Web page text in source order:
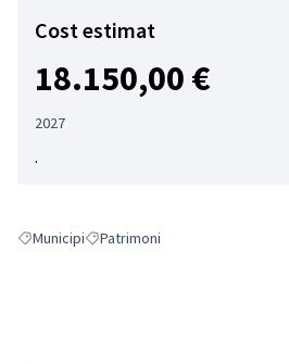
Cost estimat
18.150,00 €
2027
.
Resultats en filtrar per: Municipi
MunicipiResultats en filtrar per: Patrimoni
Patrimoni